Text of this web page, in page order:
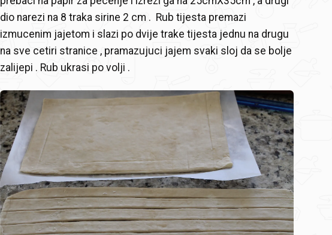
dio narezi na 8 traka sirine 2 cm . Rub tijesta premazi
izmucenim jajetom i slazi po dvije trake tijesta jednu na drugu
na sve cetiri stranice , pramazujuci jajem svaki sloj da se bolje
zalijepi . Rub ukrasi po volji .